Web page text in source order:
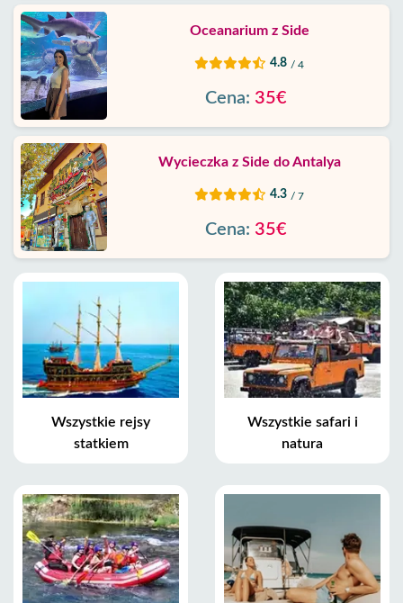
Oceanarium z Side
4.8 / 4
Cena: 35€
Wycieczka z Side do Antalya
4.3 / 7
Cena: 35€
Wszystkie rejsy
statkiem
Wszystkie safari i
natura